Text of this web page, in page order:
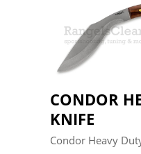
CONDOR
KNIFE
Condor Heavy